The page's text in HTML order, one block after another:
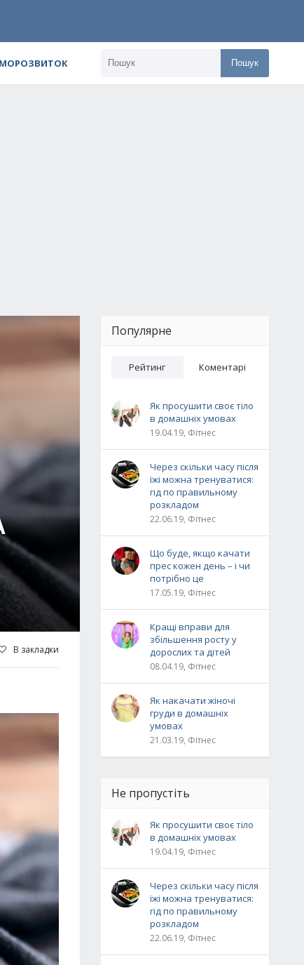
Пошук
В закладки
Популярне
Рейтинг Коментарі
Як просушити своє тіло
в домашніх умовах
19.04.19, Фітнес
Через скільки часу після
їжі можна тренуватися:
гід по правильному
розкладом
22.06.19, Фітнес
Що буде, якщо качати
прес кожен день – і чи
потрібно це
17.05.19, Фітнес
Кращі вправи для
збільшення росту у
дорослих та дітей
08.04.19, Фітнес
Як накачати жіночі
груди в домашніх
умовах
21.03.19, Фітнес
Не пропустіть
Як просушити своє тіло
в домашніх умовах
19.04.19, Фітнес
Через скільки часу після
їжі можна тренуватися:
гід по правильному
розкладом
22.06.19, Фітнес